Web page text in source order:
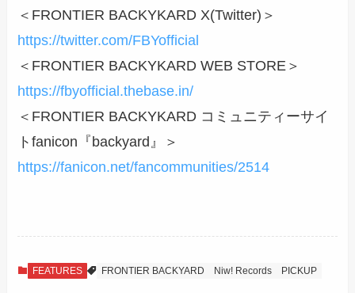
＜FRONTIER BACKYKARD X(Twitter)＞
https://twitter.com/FBYofficial
＜FRONTIER BACKYKARD WEB STORE＞
https://fbyofficial.thebase.in/
＜FRONTIER BACKYKARD コミュニティーサイ
トfanicon『backyard』＞
https://fanicon.net/fancommunities/2514
FEATURES FRONTIER BACKYARD Niw! Records PICKUP